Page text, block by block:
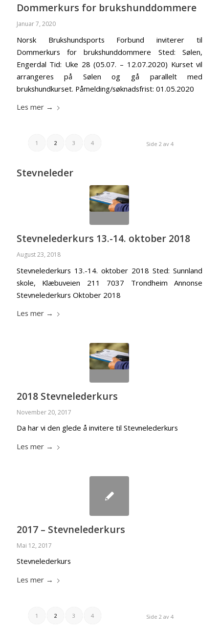
Dommerkurs for brukshunddommere
Januar 7, 2020
Norsk Brukshundsports Forbund inviterer til
Dommerkurs for brukshunddommere Sted: Sølen,
Engerdal Tid: Uke 28 (05.07. – 12.07.2020) Kurset vil
arrangeres på Sølen og gå parallelt med
brukshundkurset. Påmelding/søknadsfrist: 01.05.2020
Les mer→
Side 2 av 4
1 2 3 4
Stevneleder
Stevnelederkurs 13.-14. oktober 2018
August 23, 2018
Stevnelederkurs 13.-14. oktober 2018 Sted: Sunnland
skole, Klæbuveien 211 7037 Trondheim Annonse
Stevnelederkurs Oktober 2018
Les mer→
2018 Stevnelederkurs
November 20, 2017
Da har vi den glede å invitere til Stevnelederkurs
Les mer→
2017 – Stevnelederkurs
Mai 12, 2017
Stevnelederkurs
Les mer→
Side 2 av 4
1 2 3 4